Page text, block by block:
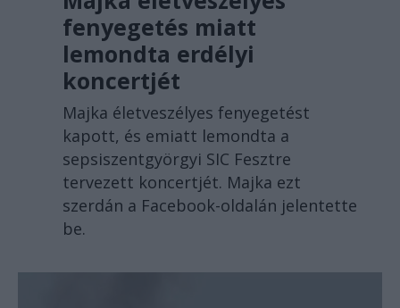
fenyegetés miatt
lemondta erdélyi
koncertjét
Majka életveszélyes fenyegetést
kapott, és emiatt lemondta a
sepsiszentgyörgyi SIC Fesztre
tervezett koncertjét. Majka ezt
szerdán a Facebook-oldalán jelentette
be.